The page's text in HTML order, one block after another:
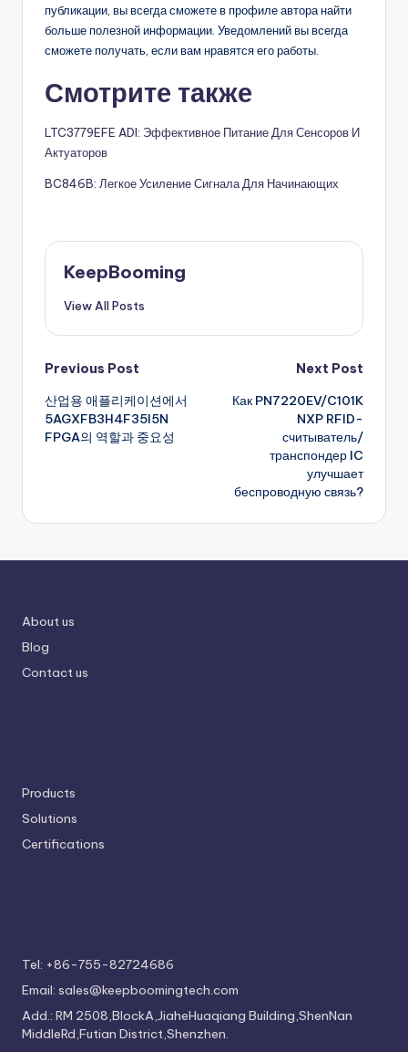
публикации, вы всегда сможете в профиле автора найти
больше полезной информации. Уведомлений вы всегда
сможете получать, если вам нравятся его работы.
Смотрите также
LTC3779EFE ADI: Эффективное Питание Для Сенсоров И
Актуаторов
BC846B: Легкое Усиление Сигнала Для Начинающих
KeepBooming
View All Posts
Post
navigation
Previous Post
산업용 애플리케이션에서
5AGXFB3H4F35I5N
FPGA의 역할과 중요성
Next Post
Как PN7220EV/C101K
NXP RFID-
считыватель/
транспондер IC
улучшает
беспроводную связь?
About us
Blog
Contact us
Products
Solutions
Certifications
Tel: +86-755-82724686
Email: sales@keepboomingtech.com
Add.: RM 2508,BlockA,JiaheHuaqiang Building,ShenNan
MiddleRd,Futian District,Shenzhen.